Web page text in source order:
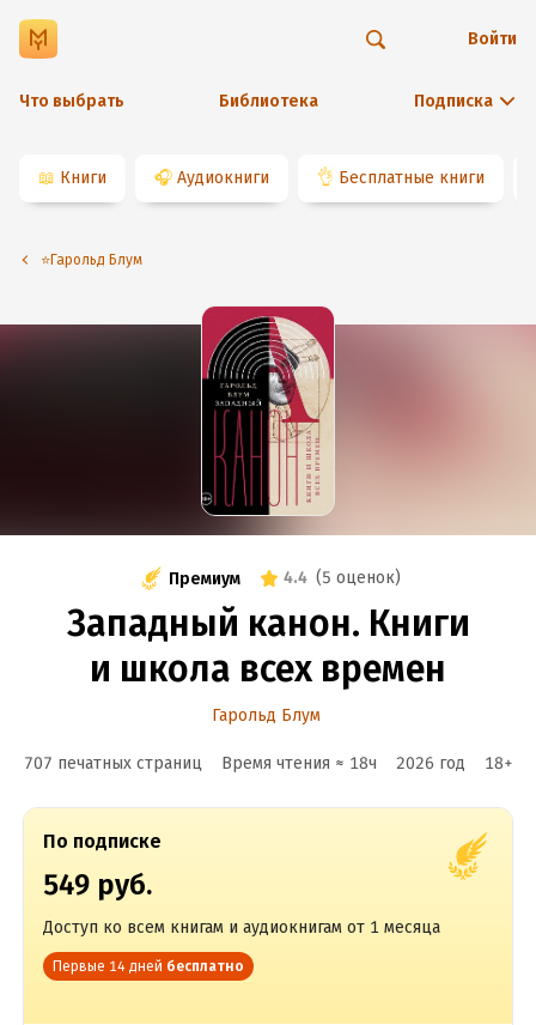
Что выбрать Библиотека Подписка
Войти
📖 Книги 🎧 Аудиокниги 👌 Бесплатные книги
⭐️Гарольд Блум
Премиум 4.4 (5 оценок)
Западный канон. Книги
и школа всех времен
Гарольд Блум
707 печатных страниц Время чтения ≈ 18ч 2026 год 18+
По подписке
549 руб.
Доступ ко всем книгам и аудиокнигам от 1 месяца
Первые 14 дней бесплатно